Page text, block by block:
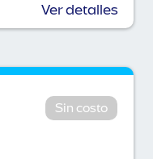
Ver detalles
Sin costo